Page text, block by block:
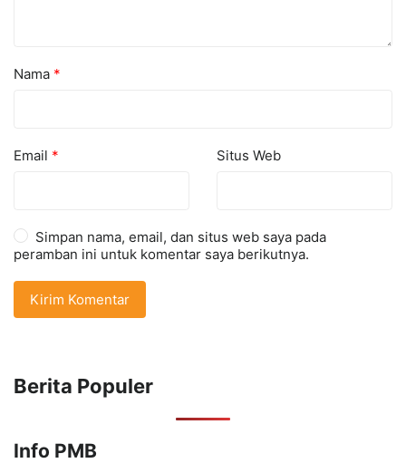
Nama *
Email * Situs Web
Simpan nama, email, dan situs web saya pada
peramban ini untuk komentar saya berikutnya.
Berita Populer
Info PMB